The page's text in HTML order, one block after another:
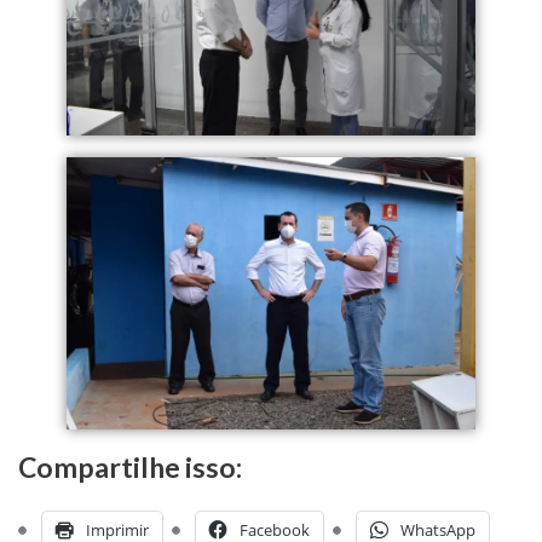
Compartilhe isso:
Imprimir Facebook WhatsApp